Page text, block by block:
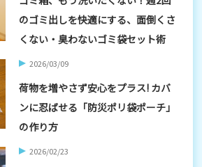
のゴミ出しを快適にする、面倒くさ
くない・臭わないゴミ袋セット術
2026/03/09
荷物を増やさず安心をプラス! カバ
ンに忍ばせる「防災ポリ袋ポーチ」
の作り方
2026/02/23